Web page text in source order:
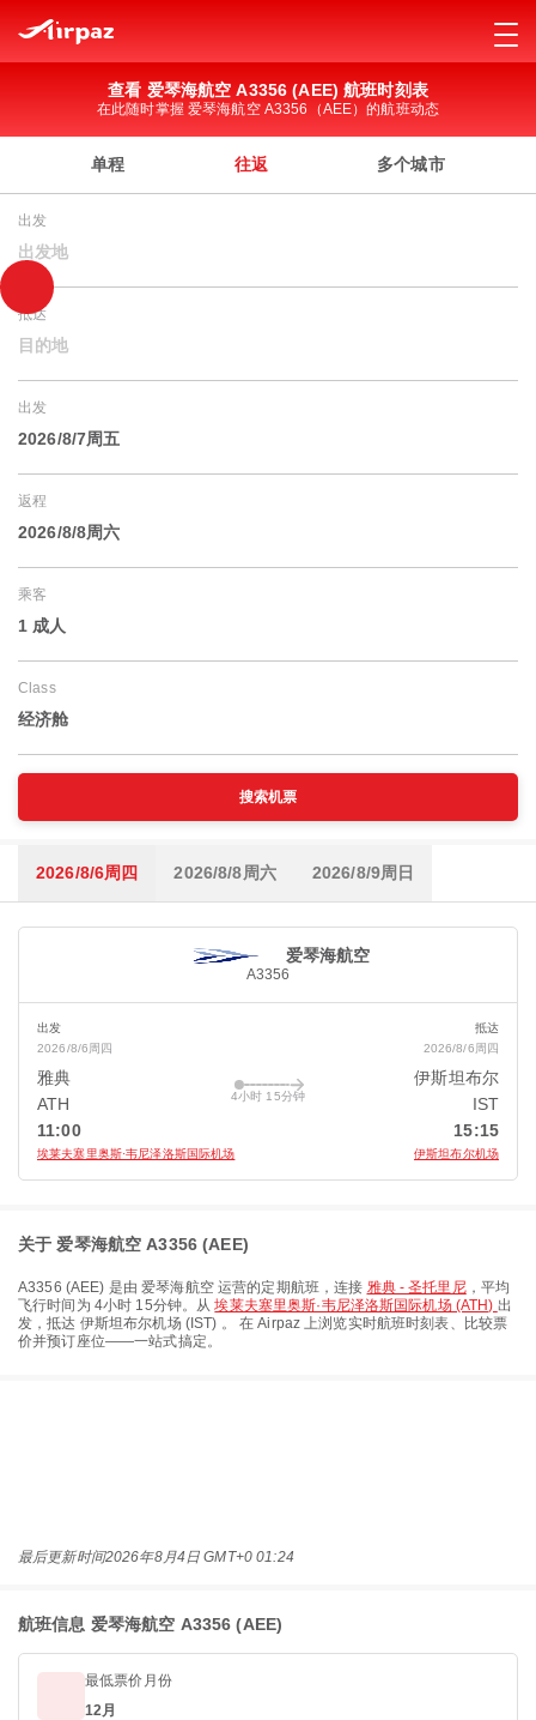
查看 爱琴海航空 A3356 (AEE) 航班时刻表
在此随时掌握 爱琴海航空 A3356（AEE）的航班动态
单程 往返 多个城市
出发
出发地
抵达
目的地
出发
2026/8/7周五
返程
2026/8/8周六
乘客
1 成人
Class
经济舱
搜索机票
2026/8/6周四 2026/8/8周六 2026/8/9周日
爱琴海航空
A3356
出发
2026/8/6周四
雅典
ATH
11:00
埃莱夫塞里奥斯·韦尼泽洛斯国际机场
4小时 15分钟
抵达
2026/8/6周四
伊斯坦布尔
IST
15:15
伊斯坦布尔机场
关于 爱琴海航空 A3356 (AEE)
A3356 (AEE) 是由爱琴海航空运营的定期航班，连接 雅典 - 圣托里尼，平均
飞行时间为 4小时 15分钟。从埃莱夫塞里奥斯·韦尼泽洛斯国际机场 (ATH) 出
发，抵达 伊斯坦布尔机场 (IST) 。 在 Airpaz 上浏览实时航班时刻表、比较票
价并预订座位——一站式搞定。
最后更新时间2026年8月4日 GMT+0 01:24
航班信息 爱琴海航空 A3356 (AEE)
最低票价月份
12月